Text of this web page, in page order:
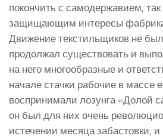
покончить с самодержавием, так
защищающим интересы
Движение текстильщиков не
продолжал существовать и
на него многообразные и
начале стачки рабочие в массе
воспринимали лозунга «Долой
он был для них очень
истечении месяца забастовки, и